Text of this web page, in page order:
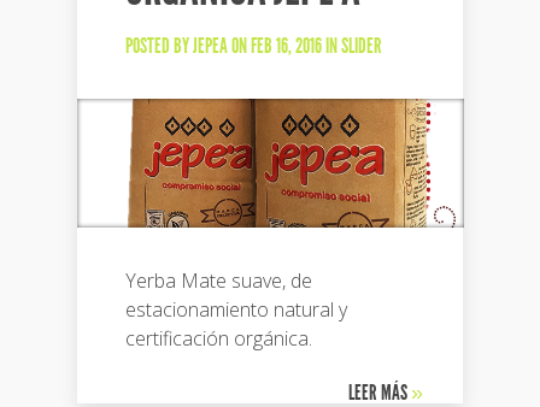
POSTED BYJEPEAON FEB 16, 2016 INSLIDER
Yerba Mate suave, de
estacionamiento natural y
certificación orgánica.
LEER MÁS»